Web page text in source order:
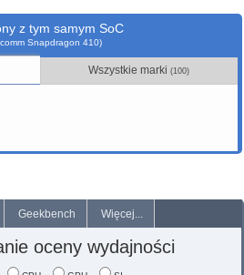
z tym samym SoC
Snapdragon 410)
Wszystkie marki(100)
Geekbench Więcej...
oceny wydajności